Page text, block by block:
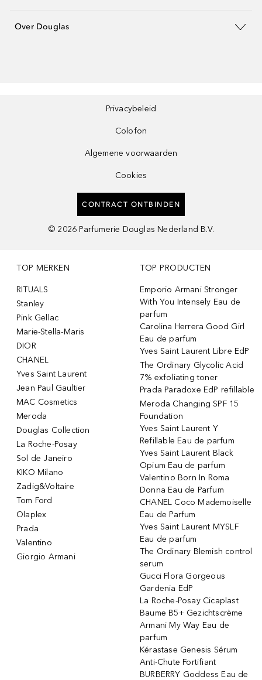
Over Douglas
Privacybeleid
Colofon
Algemene voorwaarden
Cookies
CONTRACT ONTBINDEN
© 2026 Parfumerie Douglas Nederland B.V.
TOP MERKEN
RITUALS
Stanley
Pink Gellac
Marie-Stella-Maris
DIOR
CHANEL
Yves Saint Laurent
Jean Paul Gaultier
MAC Cosmetics
Meroda
Douglas Collection
La Roche-Posay
Sol de Janeiro
KIKO Milano
Zadig&Voltaire
Tom Ford
Olaplex
Prada
Valentino
Giorgio Armani
TOP PRODUCTEN
Emporio Armani Stronger
With You Intensely Eau de
parfum
Carolina Herrera Good Girl
Eau de parfum
Yves Saint Laurent Libre EdP
The Ordinary Glycolic Acid
7% exfoliating toner
Prada Paradoxe EdP refillable
Meroda Changing SPF 15
Foundation
Yves Saint Laurent Y
Refillable Eau de parfum
Yves Saint Laurent Black
Opium Eau de parfum
Valentino Born In Roma
Donna Eau de Parfum
CHANEL Coco Mademoiselle
Eau de Parfum
Yves Saint Laurent MYSLF
Eau de parfum
The Ordinary Blemish control
serum
Gucci Flora Gorgeous
Gardenia EdP
La Roche-Posay Cicaplast
Baume B5+ Gezichtscrème
Armani My Way Eau de
parfum
Kérastase Genesis Sérum
Anti-Chute Fortifiant
BURBERRY Goddess Eau de